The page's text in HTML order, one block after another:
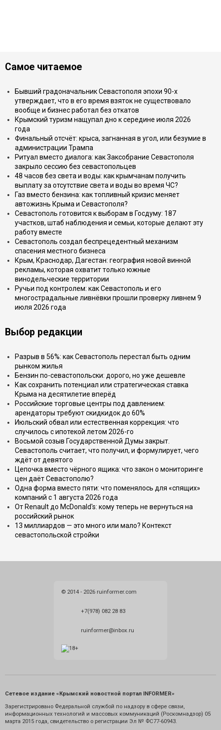
Самое читаемое
Бывший градоначальник Севастополя эпохи 90-х
утверждает, что в его время взяток не существовало
вообще и бизнес работал без откатов
Крымский туризм нащупал дно к середине июля 2026
года
Финальный отсчёт: крыса, загнанная в угол, или безумие в
администрации Трампа
Ритуал вместо диалога: как Заксобрание Севастополя
закрыло сессию без севастопольцев
48 часов без света и воды: как крымчанам получить
выплату за отсутствие света и воды во время ЧС?
Газ вместо бензина: как топливный кризис меняет
автожизнь Крыма и Севастополя?
Севастополь готовится к выборам в Госдуму: 187
участков, штаб наблюдения и семьи, которые делают эту
работу вместе
Севастополь создал беспрецедентный механизм
спасения местного бизнеса
Крым, Краснодар, Дагестан: география новой винной
рекламы, которая охватит только южные
винодельческие территории
Ручьи под контролем: как Севастополь и его
многострадальные ливнёвки прошли проверку ливнем 9
июля 2026 года
Выбор редакции
Разрыв в 56%: как Севастополь перестал быть одним
рынком жилья
Бензин по-севастопольски: дорого, но уже дешевле
Как сохранить потенциал или стратегическая ставка
Крыма на десятилетие вперёд
Российские торговые центры под давлением:
арендаторы требуют скидкидок до 60%
Июльский обвал или естественная коррекция: что
случилось с ипотекой летом 2026-го
Восьмой созыв Государственной Думы закрыт.
Севастополь считает, что получил, и формулирует, чего
ждёт от девятого
Цепочка вместо чёрного ящика: что закон о мониторинге
цен даёт Севастополю?
Одна форма вместо пяти: что поменялось для «спящих»
компаний с 1 августа 2026 года
От Renault до McDonald's: кому теперь не вернуться на
российский рынок
13 миллиардов — это много или мало? Контекст
севастопольской стройки
© 2014 - 2026 ruinformer.com
+7(978) 082 28 83
ruinformer@inbox.ru
Сетевое издание «Крымский новостной портал INFORMER»
Зарегистрировано Федеральной службой по надзору в сфере связи,
информационных технологий и массовых коммуникаций (Роскомнадзор) 05
марта 2015 года, свидетельство о регистрации Эл № ФС77-60943.